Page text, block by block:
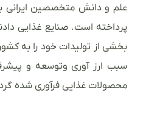
علم و دانش متخصصین ایرانی
پرداخته است. صنایع غذایی
بخشی از تولیدات خود را به
سبب ارز آوری وتوسعه و
محصولات غذایی فرآوری شده